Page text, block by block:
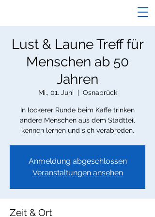
Lust & Laune Treff für
Menschen ab 50
Jahren
Mi., 01. Juni
  |
Osnabrück
In lockerer Runde beim Kaffe trinken
andere Menschen aus dem Stadtteil
kennen lernen und sich verabreden.
Anmeldung abgeschlossen
Veranstaltungen ansehen
Zeit & Ort